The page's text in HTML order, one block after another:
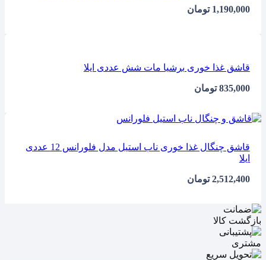
1,190,000 تومان
قاشق غذا خوری برشیا مات شش عددی ایلا
835,000 تومان
قاشق چنگال غذا خوری ناب استیل مدل فلورانس 12 عددی
ایلا
2,512,400 تومان